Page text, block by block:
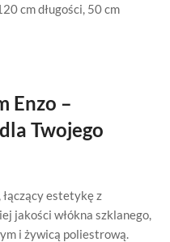
cm długości, 50 cm
Enzo –
Twojego
estetykę z
jakości włókna szklanego,
i żywicą poliestrową.